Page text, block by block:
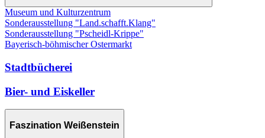
Museum und Kulturzentrum
Sonderausstellung "Land.schafft.Klang"
Sonderausstellung "Pscheidl-Krippe"
Bayerisch-böhmischer Ostermarkt
Stadtbücherei
Bier- und Eiskeller
Faszination Weißenstein